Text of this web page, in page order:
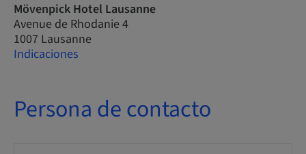
Mövenpick Hotel Lausanne
Avenue de Rhodanie 4
1007 Lausanne
Indicaciones
Persona de contacto